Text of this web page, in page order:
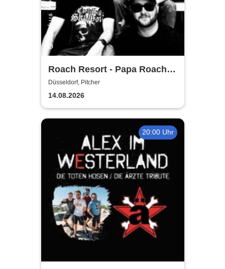
Roach Resort - Papa Roach
Tribute
Düsseldorf, Pitcher
14.08.2026
20:00 Uhr